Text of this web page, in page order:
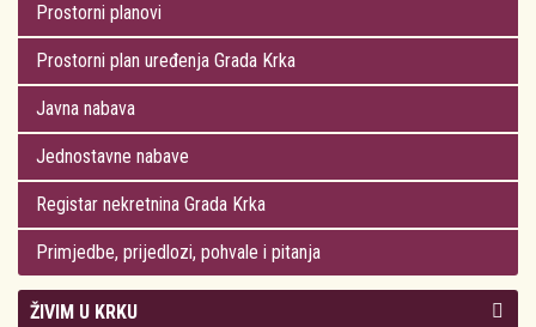
Prostorni planovi
Prostorni plan uređenja Grada Krka
Javna nabava
Jednostavne nabave
Registar nekretnina Grada Krka
Primjedbe, prijedlozi, pohvale i pitanja
ŽIVIM U KRKU